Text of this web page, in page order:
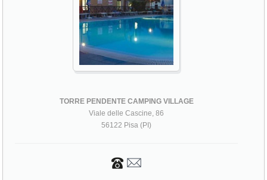
TORRE PENDENTE CAMPING VILLAGE
Viale delle Cascine, 86
56122 Pisa (PI)